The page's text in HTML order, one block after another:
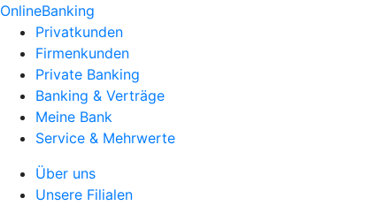
OnlineBanking
Privatkunden
Firmenkunden
Private Banking
Banking & Verträge
Meine Bank
Service & Mehrwerte
Über uns
Unsere Filialen